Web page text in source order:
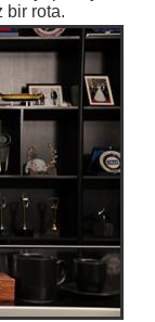
bir rota.